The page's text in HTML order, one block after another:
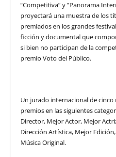
“Competitiva” y “Panorama
proyectará una muestra de los
premiados en los grandes
ficción y documental que
si bien no participan de la
premio Voto del Público.
Un jurado internacional de
premios en las siguientes
Director, Mejor Actor, Mejor
Dirección Artística, Mejor
Música Original.